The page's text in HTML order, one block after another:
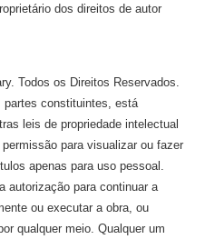
dos direitos de autor
Todos os Direitos Reservados.
partes constituintes, está
leis de propriedade intelectual
para visualizar ou fazer
apenas para uso pessoal.
autorização para continuar a
ou executar a obra, ou
qualquer meio. Qualquer um